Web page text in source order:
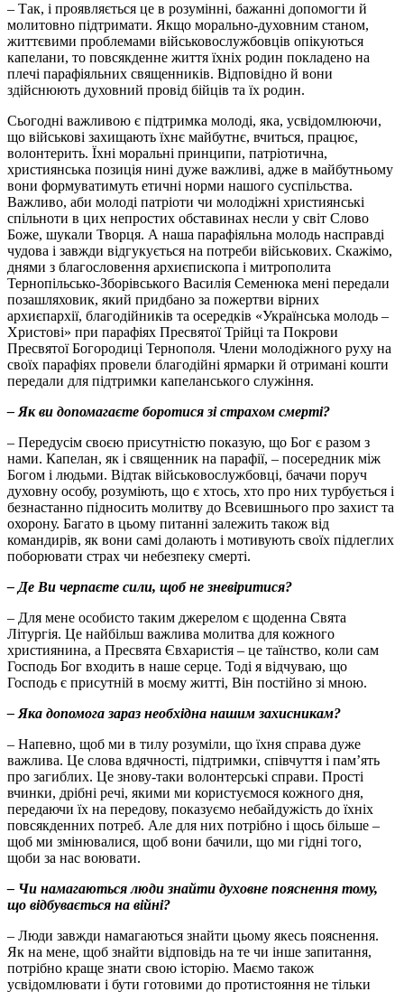
– Так, і проявляється це в розумінні, бажанні допомогти й
молитовно підтримати. Якщо морально-духовним станом,
життєвими проблемами військовослужбовців опікуються
капелани, то повсякденне життя їхніх родин покладено на
плечі парафіяльних священників. Відповідно й вони
здійснюють духовний провід бійців та їх родин.
Сьогодні важливою є підтримка молоді, яка, усвідомлюючи,
що військові захищають їхнє майбутнє, вчиться, працює,
волонтерить. Їхні моральні принципи, патріотична,
християнська позиція нині дуже важливі, адже в майбутньому
вони формуватимуть етичні норми нашого суспільства.
Важливо, аби молоді патріоти чи молодіжні християнські
спільноти в цих непростих обставинах несли у світ Слово
Боже, шукали Творця. А наша парафіяльна молодь насправді
чудова і завжди відгукується на потреби військових. Скажімо,
днями з благословення архиєпископа і митрополита
Тернопільсько-Зборівського Василія Семенюка мені передали
позашляховик, який придбано за пожертви вірних
архиєпархії, благодійників та осередків «Українська молодь –
Христові» при парафіях Пресвятої Трійці та Покрови
Пресвятої Богородиці Тернополя. Члени молодіжного руху на
своїх парафіях провели благодійні ярмарки й отримані кошти
передали для підтримки капеланського служіння.
– Як ви допомагаєте боротися зі страхом смерті?
– Передусім своєю присутністю показую, що Бог є разом з
нами. Капелан, як і священник на парафії, – посередник між
Богом і людьми. Відтак військовослужбовці, бачачи поруч
духовну особу, розуміють, що є хтось, хто про них турбується і
безнастанно підносить молитву до Всевишнього про захист та
охорону. Багато в цьому питанні залежить також від
командирів, як вони самі долають і мотивують своїх підлеглих
поборювати страх чи небезпеку смерті.
– Де Ви черпаєте сили, щоб не зневіритися?
– Для мене особисто таким джерелом є щоденна Свята
Літургія. Це найбільш важлива молитва для кожного
християнина, а Пресвята Євхаристія – це таїнство, коли сам
Господь Бог входить в наше серце. Тоді я відчуваю, що
Господь є присутній в моєму житті, Він постійно зі мною.
– Яка допомога зараз необхідна нашим захисникам?
– Напевно, щоб ми в тилу розуміли, що їхня справа дуже
важлива. Це слова вдячності, підтримки, співчуття і пам’ять
про загиблих. Це знову-таки волонтерські справи. Прості
вчинки, дрібні речі, якими ми користуємося кожного дня,
передаючи їх на передову, показуємо небайдужість до їхніх
повсякденних потреб. Але для них потрібно і щось більше –
щоб ми змінювалися, щоб вони бачили, що ми гідні того,
щоби за нас воювати.
– Чи намагаються люди знайти духовне пояснення тому,
що відбувається на війні?
– Люди завжди намагаються знайти цьому якесь пояснення.
Як на мене, щоб знайти відповідь на те чи інше запитання,
потрібно краще знати свою історію. Маємо також
усвідомлювати і бути готовими до протистояння не тільки